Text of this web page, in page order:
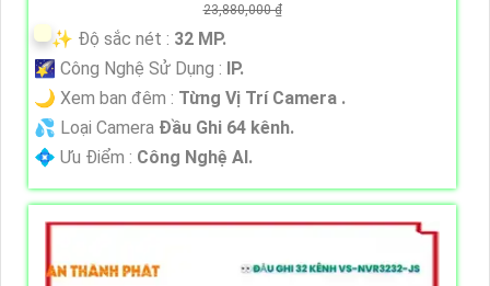
23,880,000 ₫
✨ Độ sắc nét : 32 MP.
🌠 Công Nghệ Sử Dụng :
IP.
🌙 Xem ban đêm : Từng Vị Trí Camera .
💦 Loại Camera Đầu Ghi 64 kênh.
️💠 Ưu Điểm : Công Nghệ AI.